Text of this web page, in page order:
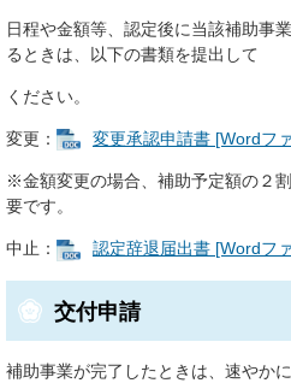
日程や金額等、認定後に当該補助事
るときは、以下の書類を提出して
ください。
変更： 変更承認申請書 [Wordフ
※金額変更の場合、補助予定額の２
要です。
中止： 認定辞退届出書 [Wordフ
交付申請
補助事業が完了したときは、速やかに